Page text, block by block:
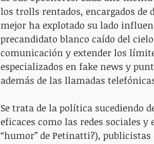
los trolls rentados, encargados de
mejor ha explotado su lado
precandidato blanco caído del
comunicación y extender los
especializados en fake news y
además de las llamadas
Se trata de la política sucediendo
eficaces como las redes sociales
“humor” de Petinatti?),